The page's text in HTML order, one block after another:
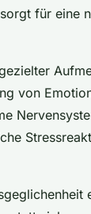
für eine
von